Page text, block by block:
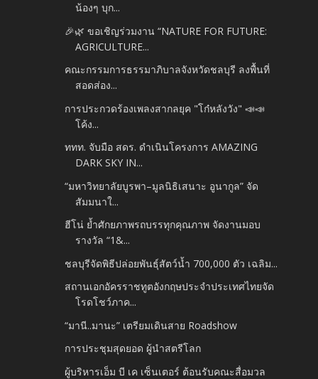
น้องๆ บุก...
🎉🌿 ขอเชิญร่วมงาน “NATURE FOR FUTURE:
AGRICULTURE...
คณะกรรมการธรรมาภิบาลจังหวัดชลบุรี ลงพื้นที่
สอดส่อง...
การประกวดร้องเพลงสากลยุค "โก๋หลังวัง" 📣📣
โค้ง...
ททท. จับมือ สดร. ดำเนินโครงการ AMAZING
DARK SKY IN...
“มหาวิทยาลัยบูรพา–มูลนิธิเสนาะ อูนากูล” จัด
สัมมนาใ...
ฮีโน่ ย้ำศักยภาพรถบรรทุกคุณภาพ จัดงานมอบ
รางวัล “1&...
ชลบุรีจัดพิธีปล่อยพันธุ์สัตว์น้ำ 700,000 ตัว เฉลิม...
สถานเอกอัครราชทูตอังกฤษประจำประเทศไทยจัด
โรดโชว์ภาค...
“มานี..มานะ” เตรียมเดินสาย Roadshow
การประชุมสุดยอด ผู้นำสตรีโลก
ผู้บริหารเอ็ม บี เค เซ็นเตอร์ ต้อนรับคณะสื่อมวล